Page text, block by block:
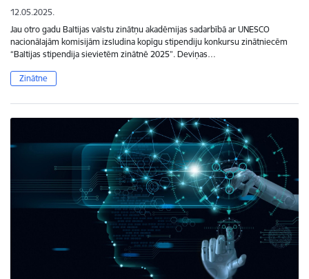
12.05.2025.
Jau otro gadu Baltijas valstu zinātņu akadēmijas sadarbībā ar UNESCO
nacionālajām komisijām izsludina kopīgu stipendiju konkursu zinātniecēm
“Baltijas stipendija sievietēm zinātnē 2025”. Deviņas…
Zinātne